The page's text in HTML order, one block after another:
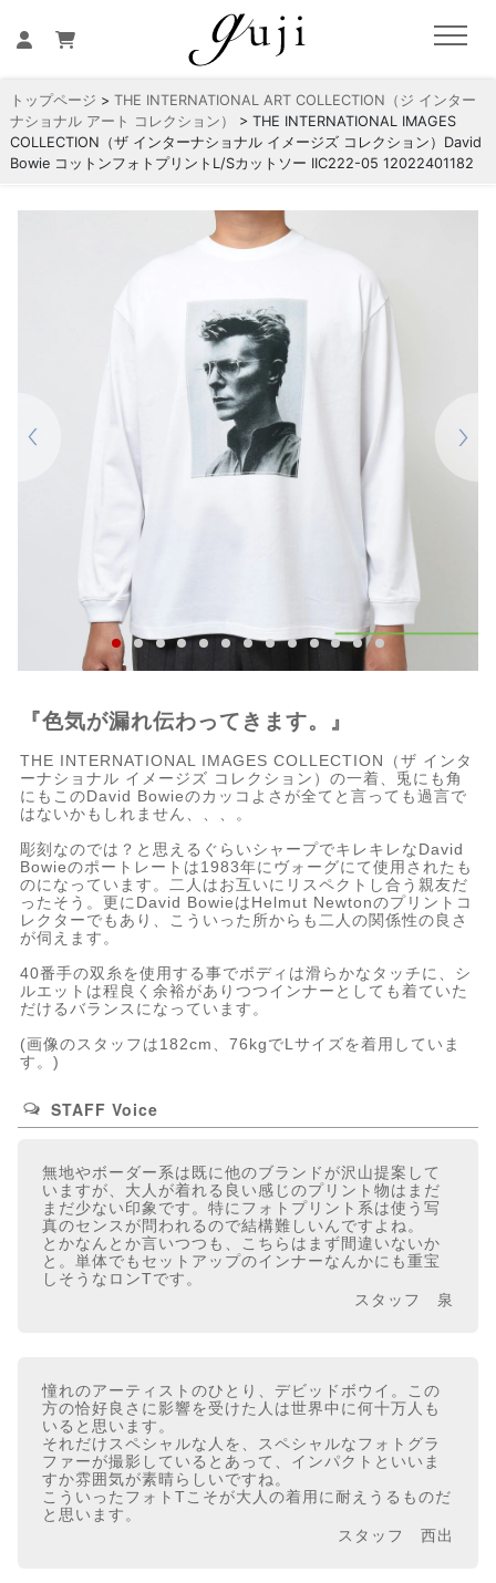
トップページ > THE INTERNATIONAL ART COLLECTION（ジ インター
ナショナル アート コレクション）
> THE INTERNATIONAL IMAGES
COLLECTION（ザ インターナショナル イメージズ コレクション）David
Bowie コットンフォトプリントL/Sカットソー IIC222-05 12022401182
『色気が漏れ伝わってきます。』
THE INTERNATIONAL IMAGES COLLECTION（ザ インタ
ーナショナル イメージズ コレクション）の一着、兎にも角
にもこのDavid Bowieのカッコよさが全てと言っても過言で
はないかもしれません、、、。
彫刻なのでは？と思えるぐらいシャープでキレキレなDavid
Bowieのポートレートは1983年にヴォーグにて使用されたも
のになっています。二人はお互いにリスペクトし合う親友だ
ったそう。更にDavid BowieはHelmut Newtonのプリントコ
レクターでもあり、こういった所からも二人の関係性の良さ
が伺えます。
40番手の双糸を使用する事でボディは滑らかなタッチに、シ
ルエットは程良く余裕がありつつインナーとしても着ていた
だけるバランスになっています。
(画像のスタッフは182cm、76kgでLサイズを着用していま
す。)
STAFF Voice
無地やボーダー系は既に他のブランドが沢山提案して
いますが、大人が着れる良い感じのプリント物はまだ
まだ少ない印象です。特にフォトプリント系は使う写
真のセンスが問われるので結構難しいんですよね。
とかなんとか言いつつも、こちらはまず間違いないか
と。単体でもセットアップのインナーなんかにも重宝
しそうなロンTです。
スタッフ 泉
憧れのアーティストのひとり、デビッドボウイ。この
方の恰好良さに影響を受けた人は世界中に何十万人も
いると思います。
それだけスペシャルな人を、スペシャルなフォトグラ
ファーが撮影しているとあって、インパクトといいま
すか雰囲気が素晴らしいですね。
こういったフォトTこそが大人の着用に耐えうるものだ
と思います。
スタッフ 西出